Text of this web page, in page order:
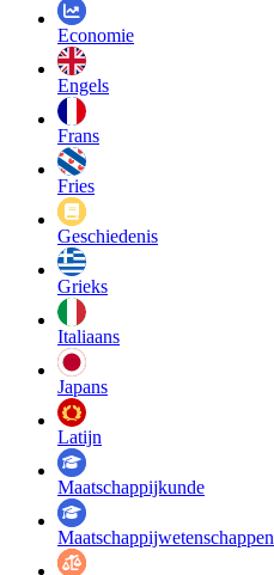
Economie
Engels
Frans
Fries
Geschiedenis
Grieks
Italiaans
Japans
Latijn
Maatschappij­kunde
Maatschappij­wetenschappen